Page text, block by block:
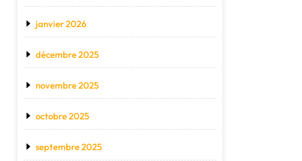
janvier 2026
décembre 2025
novembre 2025
octobre 2025
septembre 2025